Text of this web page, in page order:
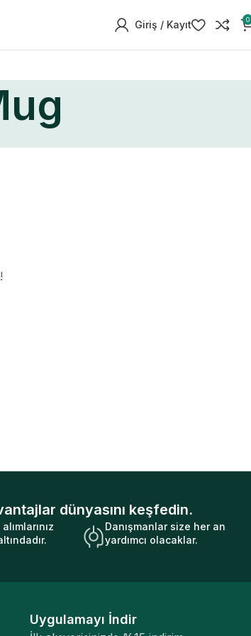
Giriş / Kayıt 0
dünyasını keşfedin.
Danışmanlar size her an
yardımcı olacaklar.
Uygulamayı İndir